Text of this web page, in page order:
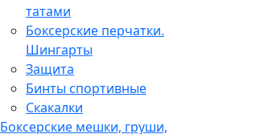
татами
Боксерские перчатки.
Шингарты
Защита
Бинты спортивные
Скакалки
Боксерские мешки, груши,